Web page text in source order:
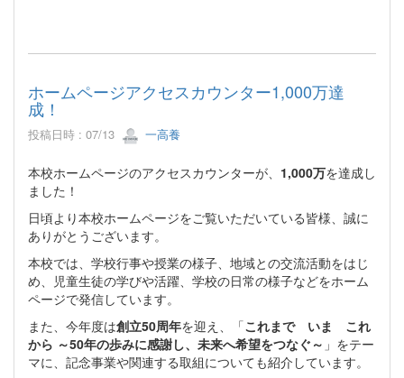
ホームページアクセスカウンター1,000万達
成！
投稿日時 : 07/13 一高養
本校ホームページのアクセスカウンターが、 1,000万を達成し
ました！
日頃より本校ホームページをご覧いただいている皆様、誠に
ありがとうございます。
本校では、学校行事や授業の様子、地域との交流活動をはじ
め、児童生徒の学びや活躍、学校の日常の様子などをホーム
ページで発信しています。
また、今年度は創立50周年を迎え、「これまで いま これ
から ～50年の歩みに感謝し、未来へ希望をつなぐ～ 」をテー
マに、記念事業や関連する取組についても紹介しています。